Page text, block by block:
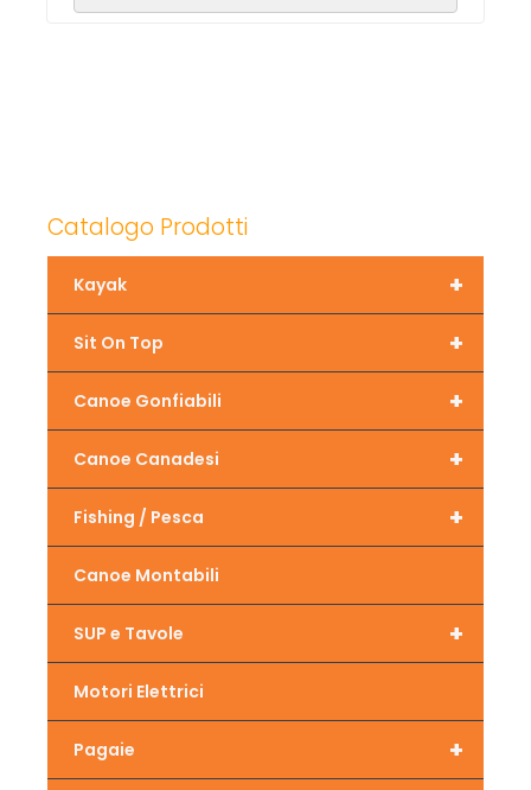
Catalogo Prodotti
+
Kayak
+
Sit On Top
+
Canoe Gonfiabili
+
Canoe Canadesi
+
Fishing / Pesca
Canoe Montabili
+
SUP e Tavole
Motori Elettrici
+
Pagaie